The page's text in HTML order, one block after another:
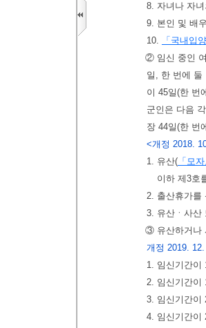
8. 자녀나 자
9. 본인 및 배
10.
「국내입
② 임신 중인
일, 한 번에 둘
이 45일(한 번
군인은 다음
장 44일(한 번
<개정 2018.
1. 유산( 「모
이하 제3호
2. 출산휴가를
3. 유산ㆍ사산
③ 유산하거나
개정 2019.
1. 임신기간이
2. 임신기간이
3. 임신기간이
4. 임신기간이